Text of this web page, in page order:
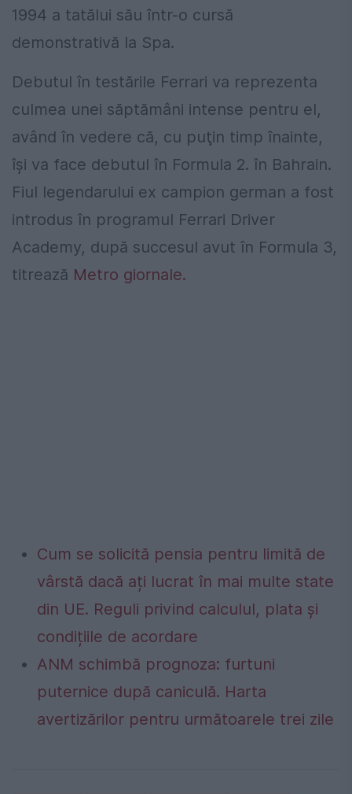
1994 a tatălui său într-o cursă
demonstrativă la Spa.
Debutul în testările Ferrari va reprezenta
culmea unei săptămâni intense pentru el,
având în vedere că, cu puţin timp înainte,
îşi va face debutul în Formula 2. în Bahrain.
Fiul legendarului ex campion german a fost
introdus în programul Ferrari Driver
Academy, după succesul avut în Formula 3,
titrează Metro giornale.
Cum se solicită pensia pentru limită de
vârstă dacă ați lucrat în mai multe state
din UE. Reguli privind calculul, plata și
condițiile de acordare
ANM schimbă prognoza: furtuni
puternice după caniculă. Harta
avertizărilor pentru următoarele trei zile